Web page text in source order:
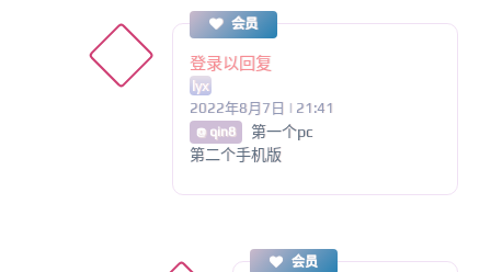
会员
登录以回复
lyx
2022年8月7日 | 21:41
@ qin8
第一个pc
第二个手机版
会员